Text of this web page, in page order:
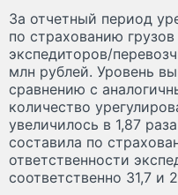
За отчетный период
по страхованию
экспедиторов/
млн рублей. Уровень
сравнению с
количество
увеличилось в 1,87
составила по
ответственности
соответственно 31,7 и